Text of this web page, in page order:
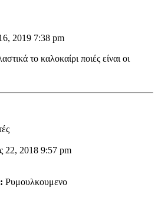
2019 7:38 pm
το καλοκαίρι ποιές είναι οι
22, 2018 9:57 pm
Ρυμουλκουμενο